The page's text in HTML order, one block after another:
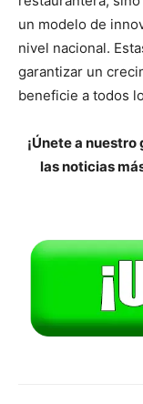
un modelo de
nivel nacional.
garantizar un
beneficie a todos
¡Únete a
las noticias